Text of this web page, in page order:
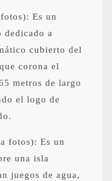
Es un
dedicado a
cubierto del
corona el
metros de largo
el logo de
fotos): Es un
una isla
juegos de agua,